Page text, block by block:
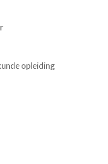
opleiding